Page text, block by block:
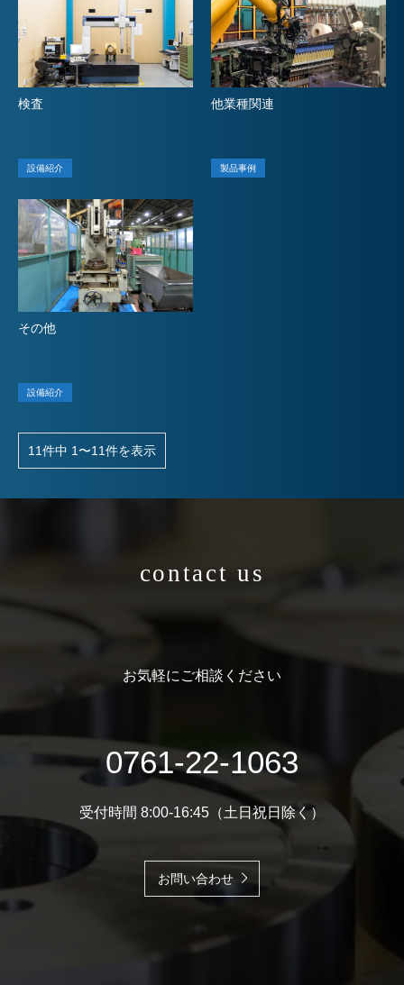
検査
設備紹介
他業種関連
製品事例
その他
設備紹介
11件中 1〜11件を表示
contact us
お気軽にご相談ください
0761-22-1063
受付時間 8:00-16:45（土日祝日除く）
お問い合わせ